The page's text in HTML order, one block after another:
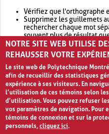
Vérifiez que l'orthographe
Supprimez les guillemets
rechercher chaque mot
souvent plus de résultat
Envisagez d'élargir votre
retournera souvent plus
NOTRE SITE WEB UTILISE
REHAUSSER VOTRE
Le site web de Polytechnique
afin de recueillir des statistiques
expérience à ses visiteurs. En
l’utilisation de ces témoins selon
d’utilisation. Vous pouvez refuser
vos paramètres de navigation. Pour
témoins de connexion et sur la
personnels,cliquez ici.